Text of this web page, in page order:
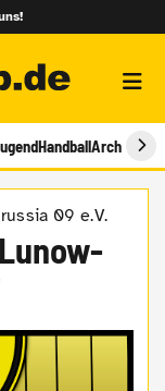
HandballArchiv
09 e.V.